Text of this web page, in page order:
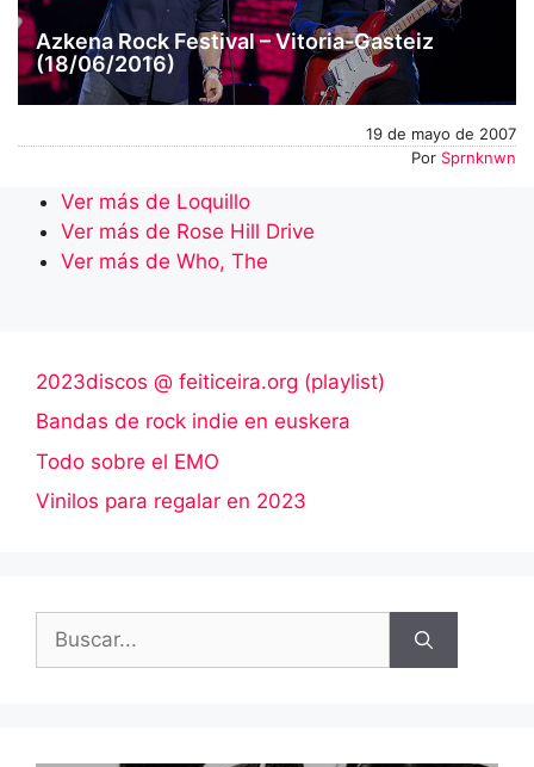
Azkena Rock Festival – Vitoria-Gasteiz
(18/06/2016)
19 de mayo de 2007
Por Sprnknwn
Ver más de Loquillo
Ver más de Rose Hill Drive
Ver más de Who, The
2023discos @ feiticeira.org (playlist)
Bandas de rock indie en euskera
Todo sobre el EMO
Vinilos para regalar en 2023
Buscar: